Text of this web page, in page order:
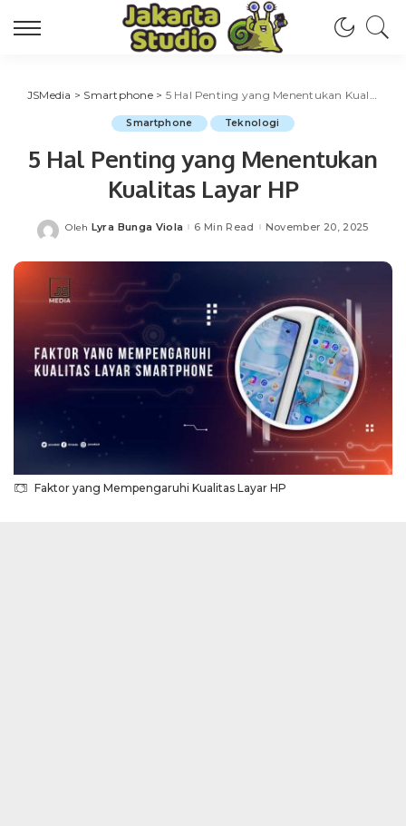
JSMedia > Smartphone> 5 Hal Penting yang Menentukan Kualitas Layar HP
Smartphone Teknologi
5 Hal Penting yang Menentukan
Kualitas Layar HP
Posted
Oleh Lyra Bunga Viola 6 Min Read November 20, 2025
Faktor yang Mempengaruhi Kualitas Layar HP